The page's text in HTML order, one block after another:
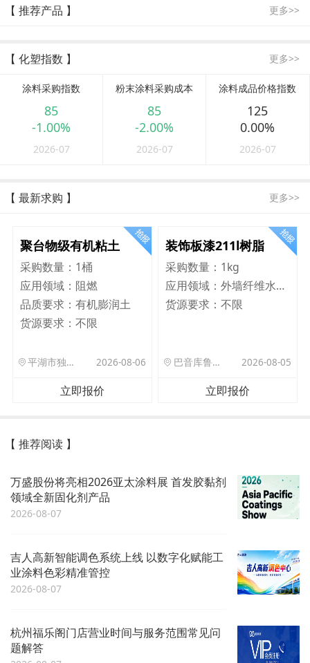
【 推荐产品 】 更多>>
【 化塑指数 】 更多>>
涂料采购指数
85
-1.00%
2026-07
粉末涂料采购成本
85
-2.00%
2026-07
涂料成品价格指数
125
0.00%
2026-07
【 最新求购 】 更多>>
聚台物级有机粘土
采购数量： 1桶
应用领域： 阻燃
品质要求： 有机膨润土
货源要求： 不限
平湖市独山港镇集港路 589 号 2026-08-06
立即报价
装饰板漆211l树脂
采购数量： 1kg
应用领域：
外墙纤维水泥板
货源要求：不限
巴音库鲁提镇,托帕口岸六号库房 2026-08-05
立即报价
【 推荐阅读 】
万盛股份将亮相2026亚太涂料展 首发胶黏剂
领域全新固化剂产品
2026-08-07
吉人高新智能调色系统上线 以数字化赋能工
业涂料色彩精准管控
2026-08-07
杭州福乐阁门店营业时间与服务范围常见问
题解答